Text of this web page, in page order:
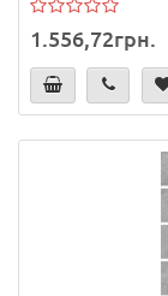
1.556,72грн.